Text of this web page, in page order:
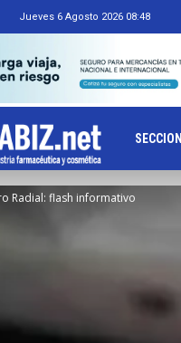
Jueves 6 Agosto 2026 08:48
Radial: flash informativo